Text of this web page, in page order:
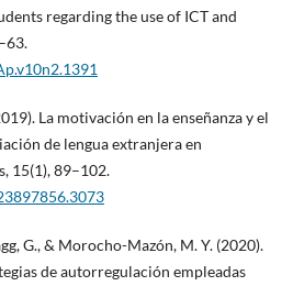
regarding the use of ICT and
La motivación en la enseñanza y el
de lengua extranjera en
15(1), 89–102.
G., & Morocho-Mazón, M. Y. (2020).
de autorregulación empleadas